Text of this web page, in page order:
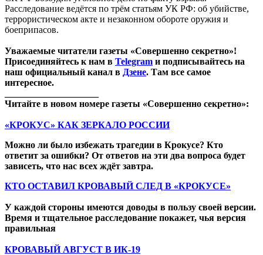
Расследование ведётся по трём статьям УК РФ: об убийстве,
террористическом акте и незаконном обороте оружия и
боеприпасов.
Уважаемые читатели газеты «Совершенно секретно»!
Присоединяйтесь к нам в Telegram и подписывайтесь на
наш официальный канал в Дзене. Там все самое
интересное.
Читайте в новом номере газеты «Совершенно секретно»:
«КРОКУС» КАК ЗЕРКАЛО РОССИИ
Можно ли было избежать трагедии в Крокусе? Кто
ответит за ошибки? От ответов на эти два вопроса будет
зависеть, что нас всех ждёт завтра.
КТО ОСТАВИЛ КРОВАВЫЙ СЛЕД В «КРОКУСЕ»
У каждой стороны имеются доводы в пользу своей версии.
Время и тщательное расследование покажет, чья версия
правильная
КРОВАВЫЙ АВГУСТ В ИК-19